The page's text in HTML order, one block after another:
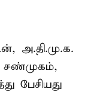
அ.தி.மு.க.
சண்முகம்,
பேசியது